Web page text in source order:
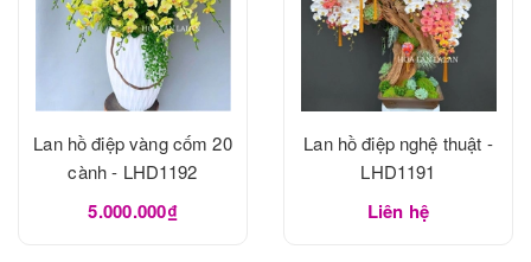
Lan hồ điệp vàng cốm 20
cành - LHD1192
5.000.000₫
Lan hồ điệp nghệ thuật -
LHD1191
Liên hệ